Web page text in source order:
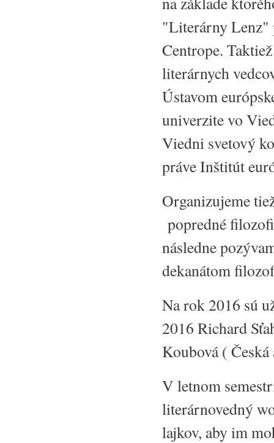
"Literárny Lenz"
Centrope.
literárnych
Ústavom
univerzite vo
Viedni svetový
práve Inštitút
Organizujeme
popredné
následne
dekanátom
Na rok 2016 sú
2016 Richard
Koubová (
V letnom
literárnovedný
lajkov, aby im